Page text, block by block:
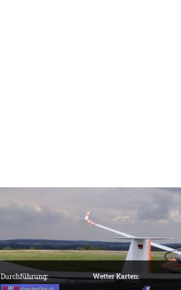
Durchführung: Wetter Karten: